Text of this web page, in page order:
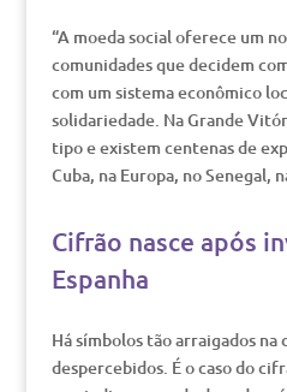
“A moeda social oferece um
comunidades que decidem
com um sistema econômico
solidariedade. Na Grande
tipo e existem centenas de
Cuba, na Europa, no Senegal,
Cifrão nasce após
Espanha
Há símbolos tão arraigados na
despercebidos. É o caso do